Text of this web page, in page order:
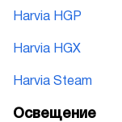
Harvia HGP
Harvia HGX
Harvia Steam
Освещение